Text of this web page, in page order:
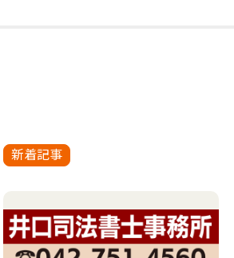
新着記事